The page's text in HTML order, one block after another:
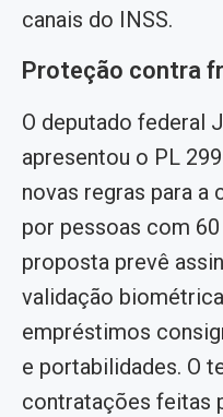
canais do INSS.
Proteção contra
O deputado federal
apresentou o PL
novas regras para
por pessoas com
proposta prevê
validação
empréstimos
e portabilidades. O
contratações feitas